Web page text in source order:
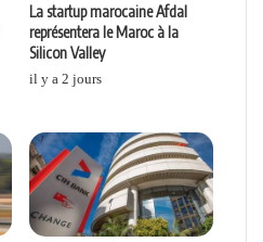
La startup marocaine Afdal
représentera le Maroc à la
Silicon Valley
il y a 2 jours